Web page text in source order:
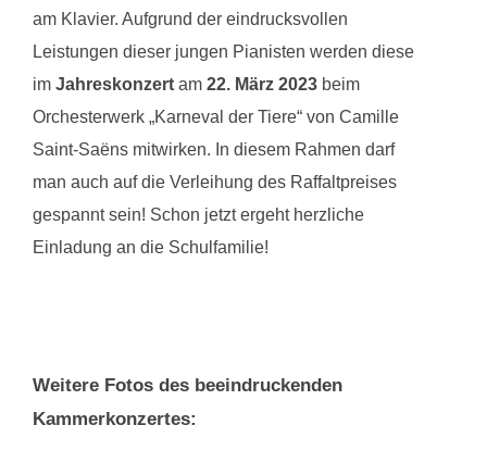
am Klavier. Aufgrund der eindrucksvollen
Leistungen dieser jungen Pianisten werden diese
im Jahreskonzert am 22. März 2023 beim
Orchesterwerk „Karneval der Tiere“ von Camille
Saint-Saëns mitwirken. In diesem Rahmen darf
man auch auf die Verleihung des Raffaltpreises
gespannt sein! Schon jetzt ergeht herzliche
Einladung an die Schulfamilie!
Weitere Fotos des beeindruckenden
Kammerkonzertes: